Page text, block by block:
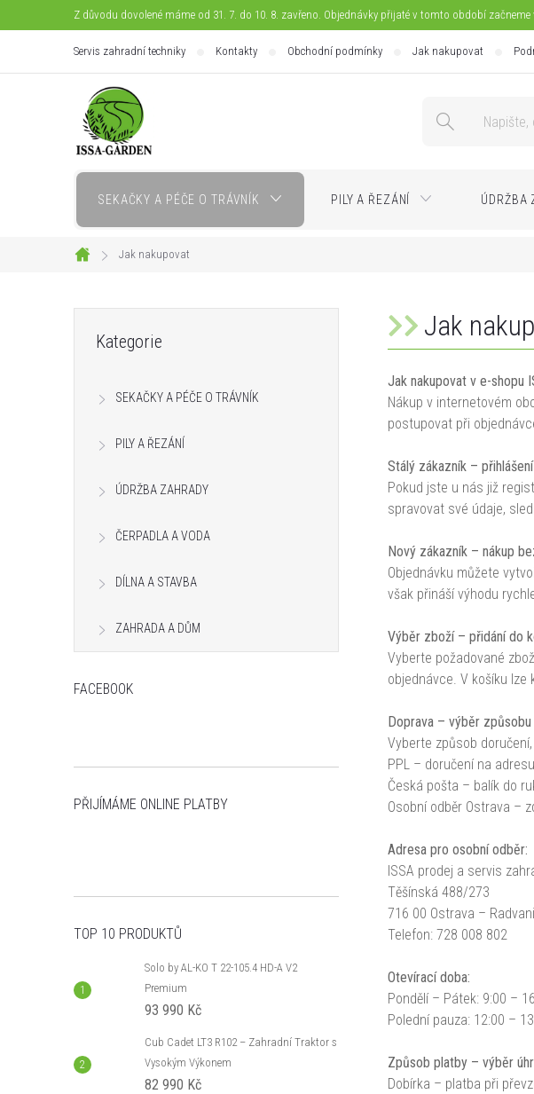
na
Z důvodu dovolené máme od 31. 7. do 10. 8. zavřeno. Objednávky přijaté v tomto období začneme
Servis zahradní techniky Kontakty Obchodní podmínky Jak nakupovat
SEKAČKY A PÉČE O TRÁVNÍK PILY A ŘEZÁNÍ ÚDRŽBA
Domů
Jak nakupovat
í
a
n
l
kategorie
Kategorie
SEKAČKY A PÉČE O TRÁVNÍK
PILY A ŘEZÁNÍ
ÚDRŽBA ZAHRADY
ČERPADLA A VODA
DÍLNA A STAVBA
ZAHRADA A DŮM
FACEBOOK
PŘIJÍMÁME ONLINE PLATBY
TOP 10 PRODUKTŮ
Solo by AL-KO T 22-105.4 HD-A V2
Premium
93 990 Kč
Cub Cadet LT3 R102 – Zahradní Traktor s
Vysokým Výkonem
82 990 Kč
Jak
Jak nakupovat v e-shopu
Nákup v internetovém
postupovat při
Stálý zákazník –
Pokud jste u nás již
spravovat své údaje,
Nový zákazník – nákup
Objednávku můžete
však přináší výhodu
Výběr zboží – přidání do
Vyberte požadované
objednávce. V košíku
Doprava – výběr
Vyberte způsob
PPL – doručení na adresu
Česká pošta – balík do
Osobní odběr Ostrava –
Adresa pro osobní odběr:
ISSA prodej a servis
Těšínská 488/273
716 00 Ostrava –
Telefon: 728 008 802
Otevírací doba:
Pondělí – Pátek: 9:00 –
Polední pauza: 12:00 –
Způsob platby – výběr
Dobírka – platba při